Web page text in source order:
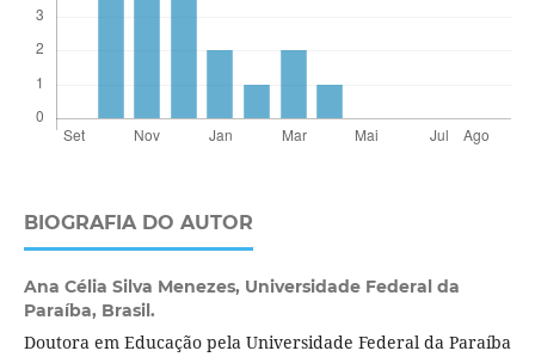
BIOGRAFIA DO AUTOR
Ana Célia Silva Menezes, Universidade Federal da
Paraíba, Brasil.
Doutora em Educação pela Universidade Federal da Paraíba